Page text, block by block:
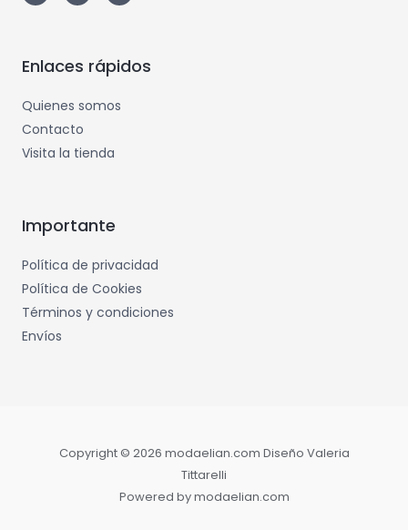
Enlaces rápidos
Quienes somos
Contacto
Visita la tienda
Importante
Política de privacidad
Política de Cookies
Términos y condiciones
Envíos
Copyright © 2026 modaelian.com Diseño Valeria
Tittarelli
Powered by modaelian.com